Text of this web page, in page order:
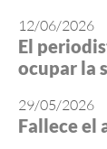
12/06/2026
El
ocupar la
29/05/2026
Fallece el